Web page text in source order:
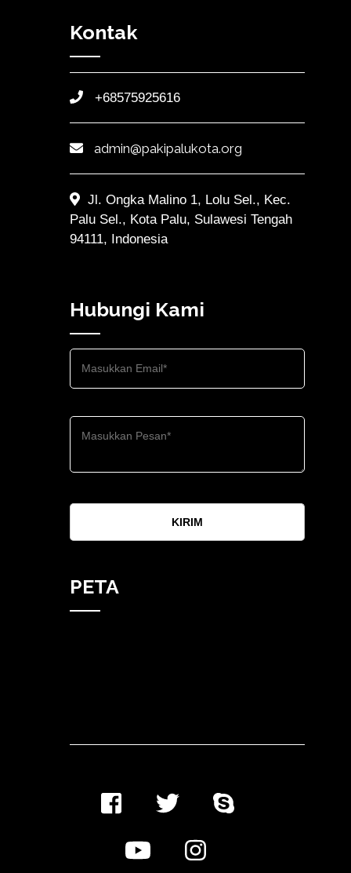
Kontak
+68575925616
admin@pakipalukota.org
Jl. Ongka Malino 1, Lolu Sel., Kec.
Palu Sel., Kota Palu, Sulawesi Tengah
94111, Indonesia
Hubungi Kami
KIRIM
PETA